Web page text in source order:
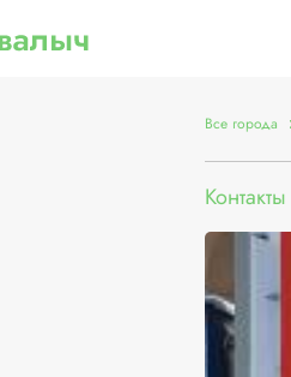
Все города
Контакты